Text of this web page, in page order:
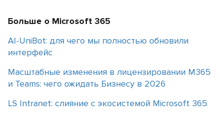
Больше о Microsoft 365
АI-UniBot: для чего мы полностью обновили
интерфейс
Масштабные изменения в лицензировании M365
и Teams: чего ожидать Бизнесу в 2026
LS Intranet: слияние с экосистемой Microsoft 365